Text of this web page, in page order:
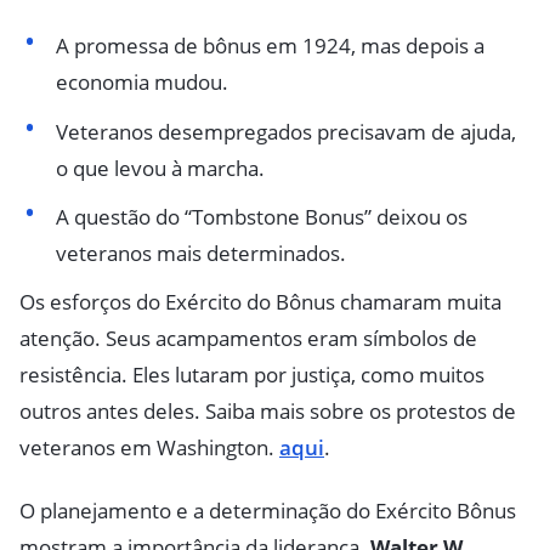
A promessa de bônus em 1924, mas depois a
economia mudou.
Veteranos desempregados precisavam de ajuda,
o que levou à marcha.
A questão do “Tombstone Bonus” deixou os
veteranos mais determinados.
Os esforços do Exército do Bônus chamaram muita
atenção. Seus acampamentos eram símbolos de
resistência. Eles lutaram por justiça, como muitos
outros antes deles. Saiba mais sobre os protestos de
veteranos em Washington. aqui.
O planejamento e a determinação do Exército Bônus